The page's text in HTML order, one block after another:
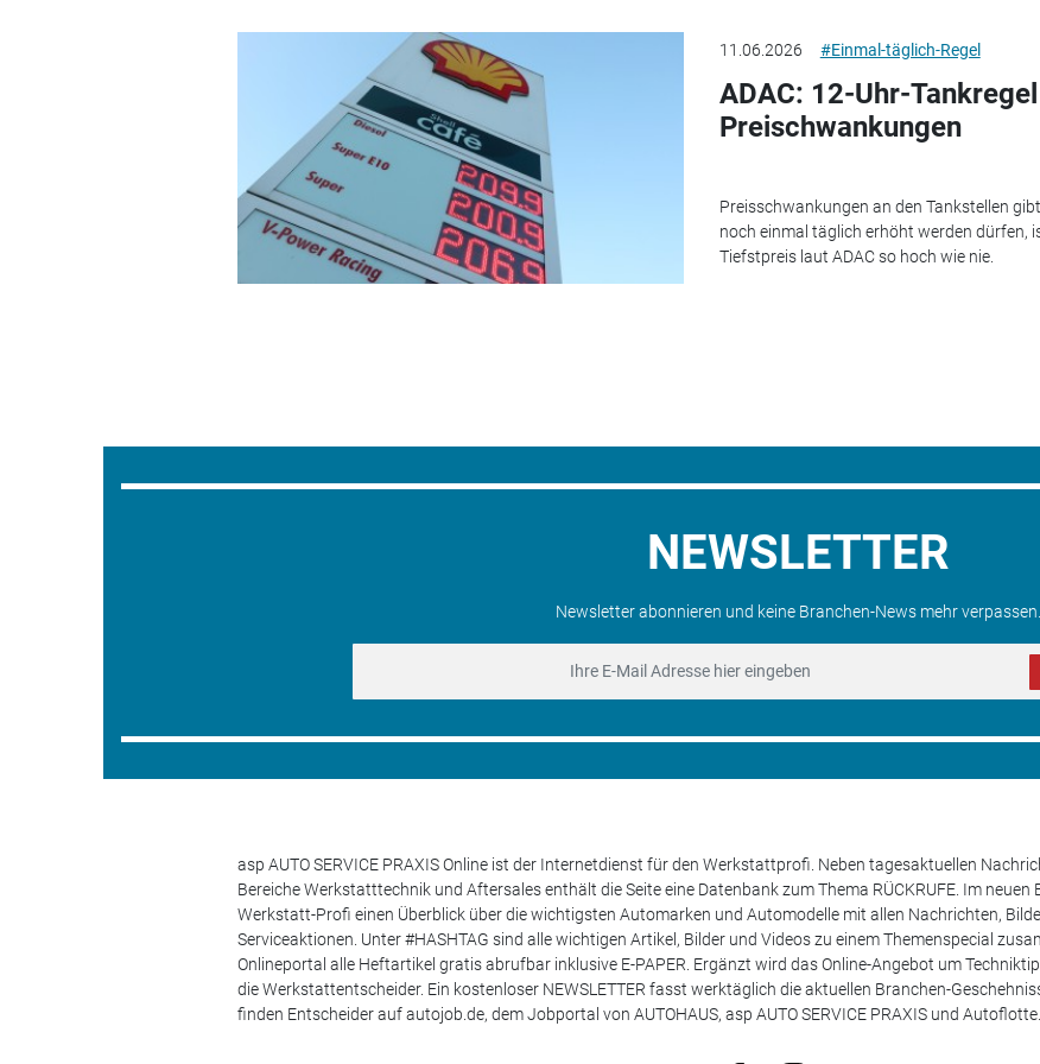
11.06.2026 #Einmal-täglich-Regel
ADAC: 12-Uhr-
Preischwankungen
Preisschwankungen an den Tankstellen
noch einmal täglich erhöht werden dürfen,
Tiefstpreis laut ADAC so hoch wie nie.
NEWSLETTER
Newsletter abonnieren und keine Branchen-News mehr verpassen.
asp AUTO SERVICE PRAXIS Online ist der Internetdienst für den Werkstattprofi. Neben tagesaktuellen
Bereiche Werkstatttechnik und Aftersales enthält die Seite eine Datenbank zum Thema RÜCKRUFE. Im neuen
Werkstatt-Profi einen Überblick über die wichtigsten Automarken und Automodelle mit allen Nachrichten,
Serviceaktionen. Unter #HASHTAG sind alle wichtigen Artikel, Bilder und Videos zu einem Themenspecial
Onlineportal alle Heftartikel gratis abrufbar inklusive E-PAPER. Ergänzt wird das Online-Angebot um
die Werkstattentscheider. Ein kostenloser NEWSLETTER fasst werktäglich die aktuellen Branchen-
finden Entscheider auf autojob.de, dem Jobportal von AUTOHAUS, asp AUTO SERVICE PRAXIS und Autoflotte.